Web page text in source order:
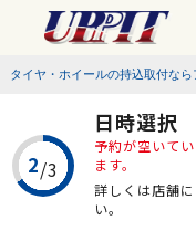
タイヤ・ホイールの持込取付なら
日時選択
予約が空いて
ます。
詳しくは店舗
い。